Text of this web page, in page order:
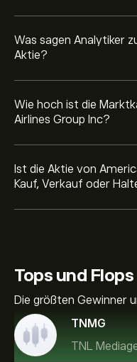
Was sagen Analytiker
Aktie?
Wie hoch ist die
Airlines Group Inc?
Ist die Aktie von
Kauf, Verkauf oder
Tops und Flops
Die größten Gewinner
TNMG
TNL